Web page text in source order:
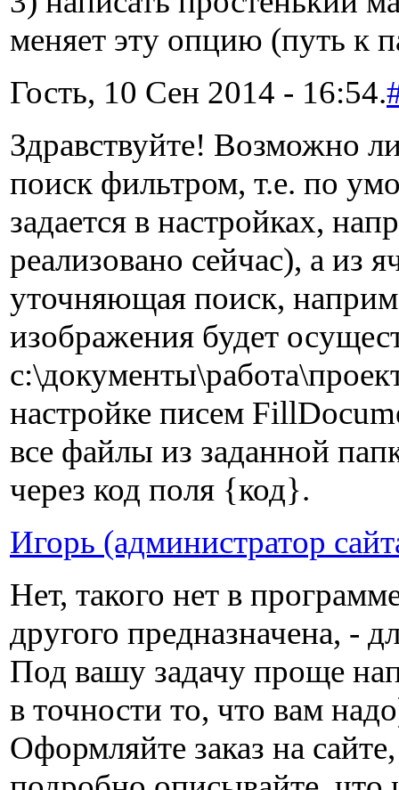
меняет эту опцию (путь к
Гость, 10 Сен 2014 - 16:54.
Здравствуйте! Возможно
поиск фильтром, т.е. по
задается в настройках,
реализовано сейчас), а из
уточняющая поиск,
изображения будет
настройке писем
все файлы из заданной
через код поля {код}.
Игорь (администратор
Нет, такого нет в
другого предназначена, -
Под вашу задачу проще
в точности то, что вам
Оформляйте заказ на